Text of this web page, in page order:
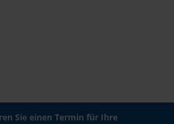
Sie einen Termin für Ihre